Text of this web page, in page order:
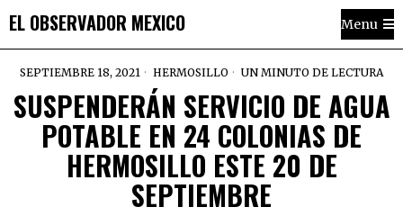
EL OBSERVADOR MEXICO Menu
SEPTIEMBRE 18, 2021 HERMOSILLO UN MINUTO DE LECTURA
SUSPENDERÁN SERVICIO DE AGUA
POTABLE EN 24 COLONIAS DE
HERMOSILLO ESTE 20 DE
SEPTIEMBRE